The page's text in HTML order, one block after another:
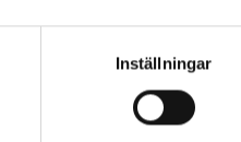
Inställningar